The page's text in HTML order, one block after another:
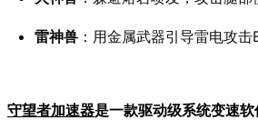
雷神兽 ：用金属武器引导雷电攻击
守望者加速器是一款驱动级系统变速软